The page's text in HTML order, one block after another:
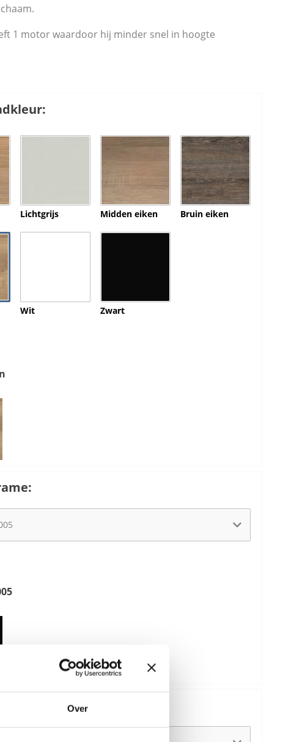
Over
1 motor waardoor hij minder snel in hoogte
Lichtgrijs Midden eiken Bruin eiken
Wit Zwart